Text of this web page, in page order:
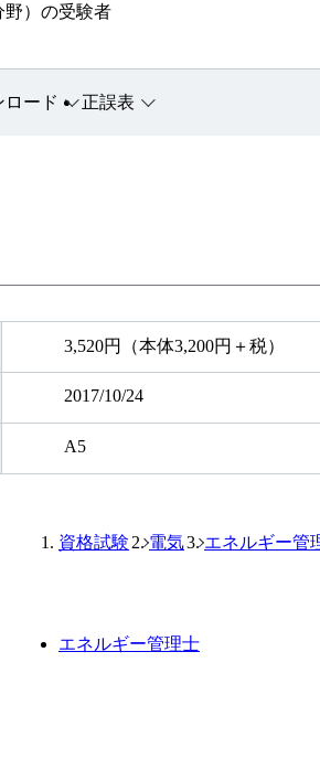
野）の受験者
ロード 正誤表
3,520円（本体3,200円＋税）
2017/10/24
A5
資格試験 電気 エネルギー
エネルギー管理士